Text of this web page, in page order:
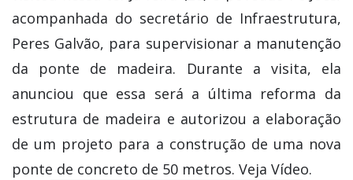
acompanhada do secretário de Infraestrutura,
Peres Galvão, para supervisionar a manutenção
da ponte de madeira. Durante a visita, ela
anunciou que essa será a última reforma da
estrutura de madeira e autorizou a elaboração
de um projeto para a construção de uma nova
ponte de concreto de 50 metros. Veja Vídeo.